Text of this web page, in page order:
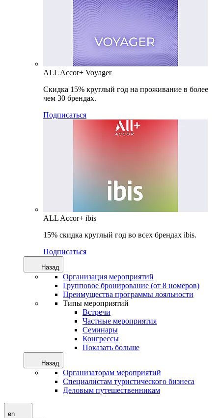
ALL Accor+ Voyager
Скидка 15% круглый год на проживание в более
чем 30 брендах.
Подписаться
ALL Accor+ ibis
15% скидка круглый год во всех брендах ibis.
Подписаться
Назад
Организация мероприятий
Групповое бронирование (от 8 номеров)
Преимущества программы лояльности
Типы мероприятий
Встречи
Частные мероприятия
Семинары
Конгрессы
Показать больше
Назад
Организаторам мероприятий
Специалистам туристического бизнеса
Деловым путешественникам
en